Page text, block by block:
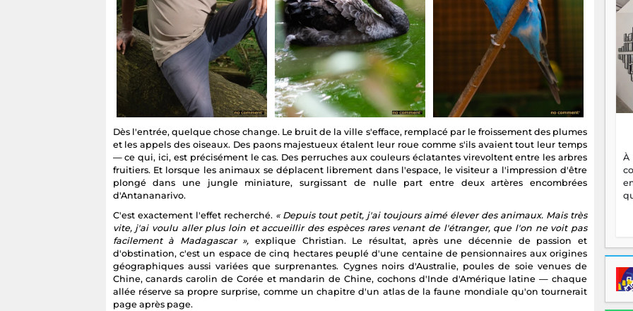
Dès l'entrée, quelque chose change. Le bruit de la ville s'efface, remplacé par le froissement des plumes
et les appels des oiseaux. Des paons majestueux étalent leur roue comme s'ils avaient tout leur temps
— ce qui, ici, est précisément le cas. Des perruches aux couleurs éclatantes virevoltent entre les arbres
fruitiers. Et lorsque les animaux se déplacent librement dans l'espace, le visiteur a l'impression d'être
plongé dans une jungle miniature, surgissant de nulle part entre deux artères encombrées
d'Antananarivo.
C'est exactement l'effet recherché. « Depuis tout petit, j'ai toujours aimé élever des animaux. Mais très
vite, j'ai voulu aller plus loin et accueillir des espèces rares venant de l'étranger, que l'on ne voit pas
facilement à Madagascar », explique Christian. Le résultat, après une décennie de passion et
d'obstination, c'est un espace de cinq hectares peuplé d'une centaine de pensionnaires aux origines
géographiques aussi variées que surprenantes. Cygnes noirs d'Australie, poules de soie venues de
Chine, canards carolin de Corée et mandarin de Chine, cochons d'Inde d'Amérique latine — chaque
allée réserve sa propre surprise, comme un chapitre d'un atlas de la faune mondiale qu'on tournerait
page après page.